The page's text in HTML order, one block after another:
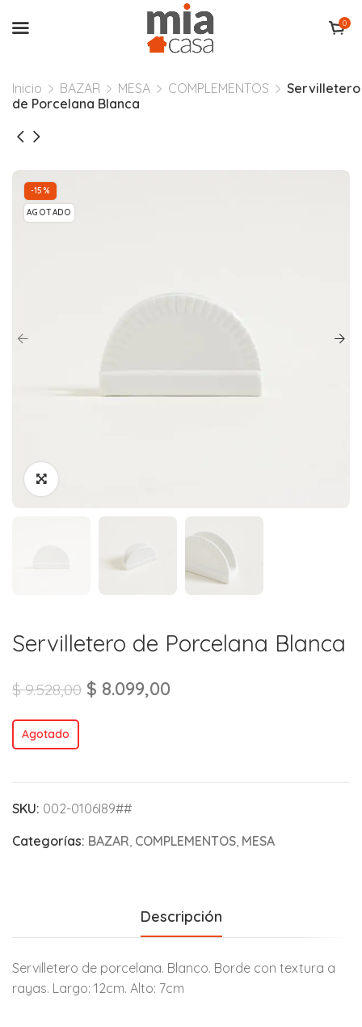
0
Inicio BAZAR MESA COMPLEMENTOS
Servilletero
de Porcelana Blanca
-15%
AGOTADO
Servilletero de Porcelana Blanca
$9.528,00 $ 8.099,00
Agotado
SKU: 002-0106I89##
Categorías: BAZAR COMPLEMENTOS MESA
Descripción
Servilletero de porcelana. Blanco. Borde con textura a
rayas. Largo: 12cm. Alto: 7cm